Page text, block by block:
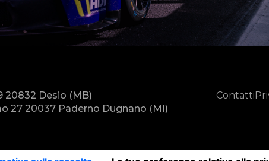
20832 Desio (MB)
27 20037 Paderno Dugnano (MI)
Contatti